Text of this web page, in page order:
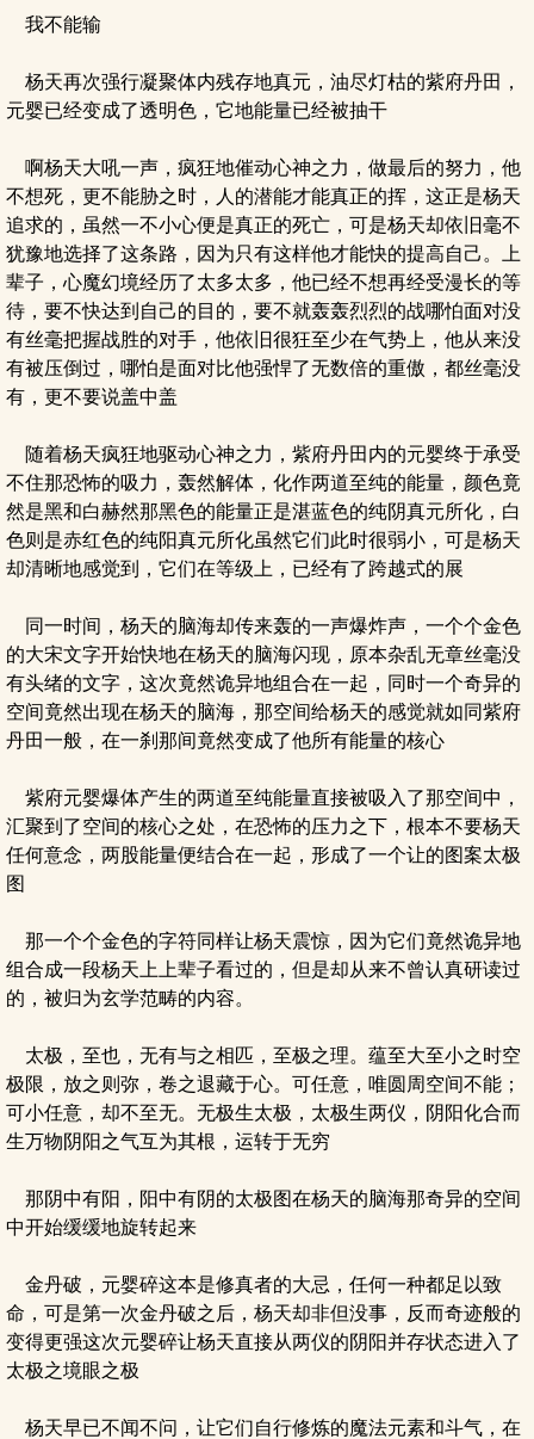
我不能输
杨天再次强行凝聚体内残存地真元，油尽灯枯的紫府丹田，
元婴已经变成了透明色，它地能量已经被抽干
啊杨天大吼一声，疯狂地催动心神之力，做最后的努力，他
不想死，更不能胁之时，人的潜能才能真正的挥，这正是杨天
追求的，虽然一不小心便是真正的死亡，可是杨天却依旧毫不
犹豫地选择了这条路，因为只有这样他才能快的提高自己。上
辈子，心魔幻境经历了太多太多，他已经不想再经受漫长的等
待，要不快达到自己的目的，要不就轰轰烈烈的战哪怕面对没
有丝毫把握战胜的对手，他依旧很狂至少在气势上，他从来没
有被压倒过，哪怕是面对比他强悍了无数倍的重傲，都丝毫没
有，更不要说盖中盖
随着杨天疯狂地驱动心神之力，紫府丹田内的元婴终于承受
不住那恐怖的吸力，轰然解体，化作两道至纯的能量，颜色竟
然是黑和白赫然那黑色的能量正是湛蓝色的纯阴真元所化，白
色则是赤红色的纯阳真元所化虽然它们此时很弱小，可是杨天
却清晰地感觉到，它们在等级上，已经有了跨越式的展
同一时间，杨天的脑海却传来轰的一声爆炸声，一个个金色
的大宋文字开始快地在杨天的脑海闪现，原本杂乱无章丝毫没
有头绪的文字，这次竟然诡异地组合在一起，同时一个奇异的
空间竟然出现在杨天的脑海，那空间给杨天的感觉就如同紫府
丹田一般，在一刹那间竟然变成了他所有能量的核心
紫府元婴爆体产生的两道至纯能量直接被吸入了那空间中，
汇聚到了空间的核心之处，在恐怖的压力之下，根本不要杨天
任何意念，两股能量便结合在一起，形成了一个让的图案太极
图
那一个个金色的字符同样让杨天震惊，因为它们竟然诡异地
组合成一段杨天上上辈子看过的，但是却从来不曾认真研读过
的，被归为玄学范畴的内容。
太极，至也，无有与之相匹，至极之理。蕴至大至小之时空
极限，放之则弥，卷之退藏于心。可任意，唯圆周空间不能；
可小任意，却不至无。无极生太极，太极生两仪，阴阳化合而
生万物阴阳之气互为其根，运转于无穷
那阴中有阳，阳中有阴的太极图在杨天的脑海那奇异的空间
中开始缓缓地旋转起来
金丹破，元婴碎这本是修真者的大忌，任何一种都足以致
命，可是第一次金丹破之后，杨天却非但没事，反而奇迹般的
变得更强这次元婴碎让杨天直接从两仪的阴阳并存状态进入了
太极之境眼之极
杨天早已不闻不问，让它们自行修炼的魔法元素和斗气，在